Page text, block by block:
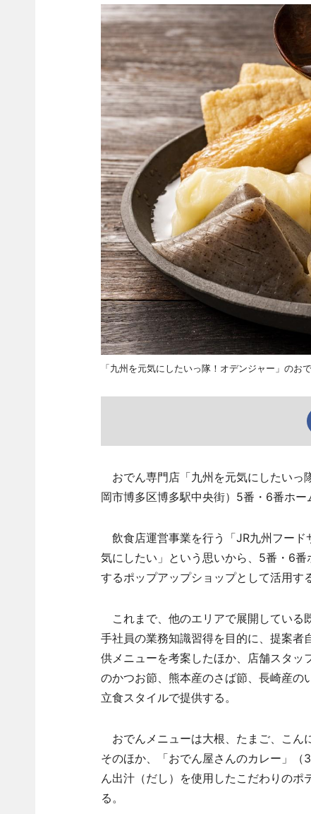
「九州を元気にしたいっ隊！オデンジャー」のお
おでん専門店「九州を元気にしたいっ
岡市博多区博多駅中央街）5番・6番ホー
飲食店運営事業を行う「JR九州フード
気にしたい」という思いから、5番・6
するポップアップショップとして活用す
これまで、他のエリアで展開している
手社員の業務知識習得を目的に、提案者
供メニューを考案したほか、店舗スタ
のかつお節、熊本産のさば節、長崎産
立食スタイルで提供する。
おでんメニューは大根、たまご、こん
そのほか、「おでん屋さんのカレー」
ん出汁（だし）を使用したこだわりの
る。